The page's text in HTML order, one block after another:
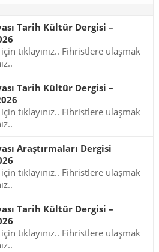
Tarih Kültür Dergisi –
tıklayınız.. Fihristlere ulaşmak
Tarih Kültür Dergisi –
tıklayınız.. Fihristlere ulaşmak
Araştırmaları Dergisi
tıklayınız.. Fihristlere ulaşmak
Tarih Kültür Dergisi –
tıklayınız.. Fihristlere ulaşmak